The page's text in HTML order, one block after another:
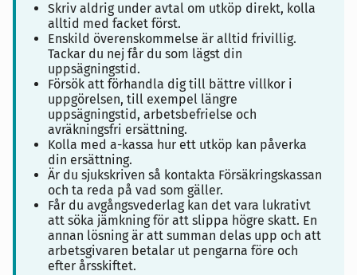
Skriv aldrig under avtal om utköp direkt, kolla
alltid med facket först.
Enskild överenskommelse är alltid frivillig.
Tackar du nej får du som lägst din
uppsägningstid.
Försök att förhandla dig till bättre villkor i
uppgörelsen, till exempel längre
uppsägningstid, arbetsbefrielse och
avräkningsfri ersättning.
Kolla med a-kassa hur ett utköp kan påverka
din ersättning.
Är du sjukskriven så kontakta Försäkringskassan
och ta reda på vad som gäller.
Får du avgångsvederlag kan det vara lukrativt
att söka jämkning för att slippa högre skatt. En
annan lösning är att summan delas upp och att
arbetsgivaren betalar ut pengarna före och
efter årsskiftet.